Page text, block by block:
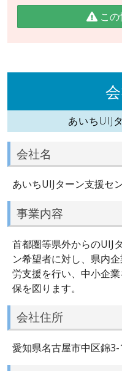
こ
あいちUIJ
会社名
あいちUIJターン支援セ
事業内容
首都圏等県外からのUIJ
ン希望者に対し、県内
労支援を行い、中小企
保を図ります。
会社住所
愛知県名古屋市中区錦